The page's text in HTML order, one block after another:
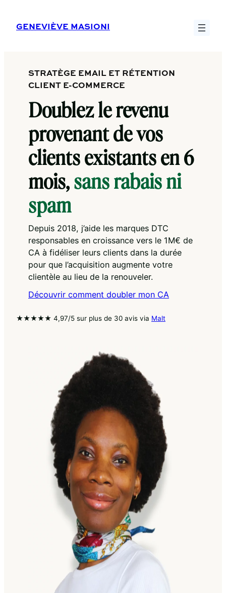
GENEVIÈVE MASIONI
STRATÈGE EMAIL ET RÉTENTION
CLIENT E-COMMERCE
Doublez le revenu
provenant de vos
clients existants en 6
mois,sans rabais ni
spam
Depuis 2018, j’aide les marques DTC
responsables en croissance vers le 1M€ de
CA à fidéliser leurs clients dans la durée
pour que l’acquisition augmente votre
clientèle au lieu de la renouveler.
Découvrir comment doubler mon CA
★★★★★ 4,97/5 sur plus de 30 avis via Malt